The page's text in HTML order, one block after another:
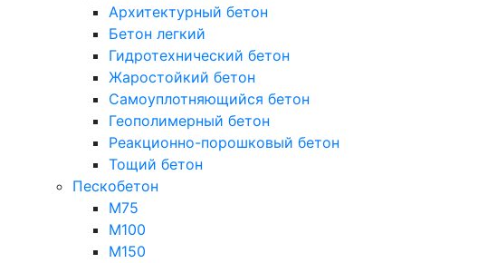
Архитектурный бетон
Бетон легкий
Гидротехнический бетон
Жаростойкий бетон
Самоуплотняющийся бетон
Геополимерный бетон
Реакционно-порошковый бетон
Тощий бетон
Пескобетон
М75
М100
М150